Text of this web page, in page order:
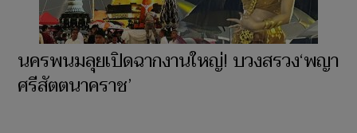
นครพนมลุยเปิดฉากงานใหญ่! บวงสรวง‘พญา
ศรีสัตตนาคราช’